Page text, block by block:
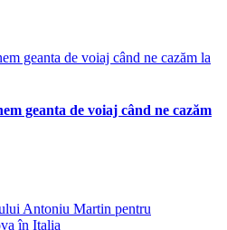
geanta de voiaj când ne cazăm